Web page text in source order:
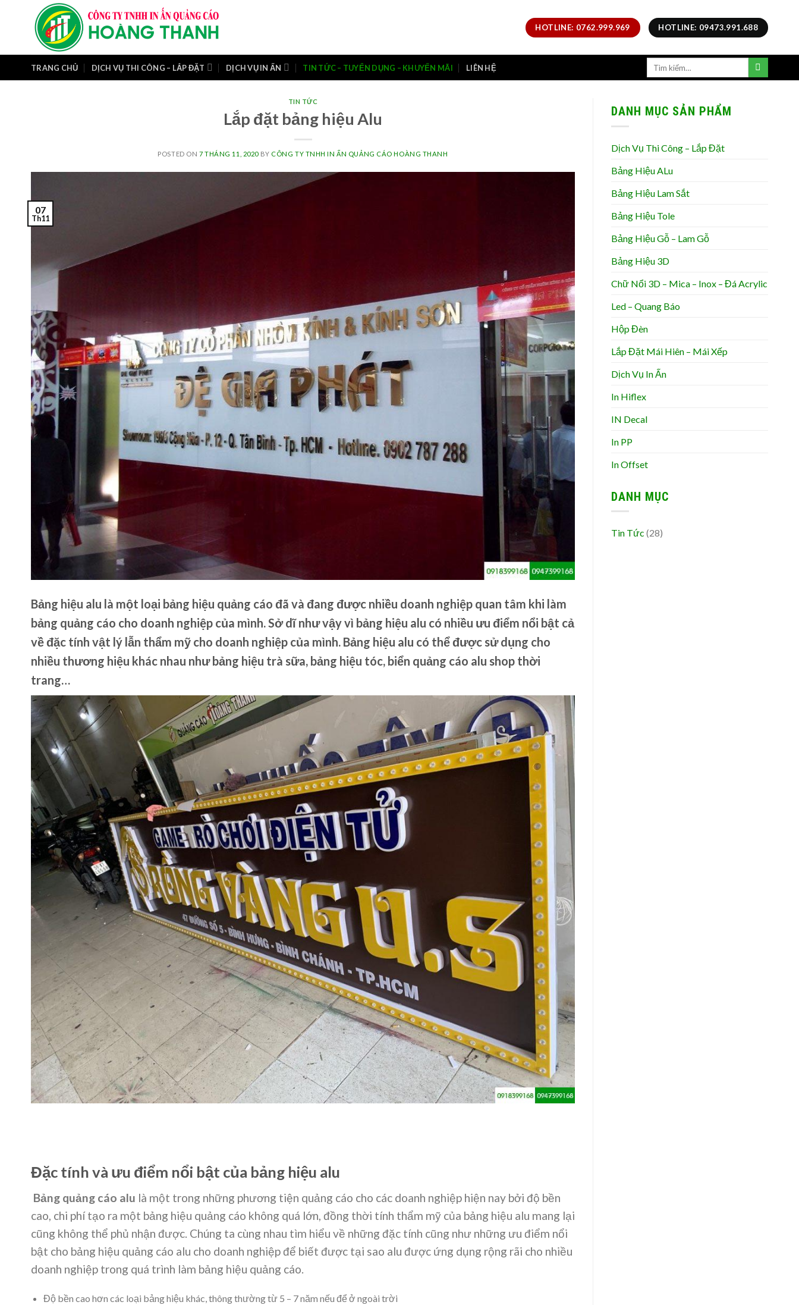
HOTLINE: 0762.999.969 HOTLINE: 09473.991.688
TRANG CHỦ DỊCH VỤ THI CÔNG – LẮP ĐẶT DỊCH VỤ IN ẤN TIN TỨC – TUYỂN DỤNG – KHUYẾN MÃI LIÊN HỆ
TIN TỨC
Lắp đặt bảng hiệu Alu
POSTED ON 7 THÁNG 11, 2020BY CÔNG TY TNHH IN ẤN QUẢNG CÁO HOÀNG THANH
07
Th11
Bảng hiệu alu là một loại bảng hiệu quảng cáo đã và đang được nhiều doanh nghiệp quan tâm khi làm
bảng quảng cáo cho doanh nghiệp của mình. Sở dĩ như vậy vì bảng hiệu alu có nhiều ưu điểm nổi bật cả
về đặc tính vật lý lẫn thẩm mỹ cho doanh nghiệp của mình. Bảng hiệu alu có thể được sử dụng cho
nhiều thương hiệu khác nhau như bảng hiệu trà sữa, bảng hiệu tóc, biển quảng cáo alu shop thời
trang…
Đặc tính và ưu điểm nổi bật của bảng hiệu alu
Bảng quảng cáo alu là một trong những phương tiện quảng cáo cho các doanh nghiệp hiện nay bởi độ bền
cao, chi phí tạo ra một bảng hiệu quảng cáo không quá lớn, đồng thời tính thẩm mỹ của bảng hiệu alu mang lại
cũng không thể phủ nhận được. Chúng ta cùng nhau tìm hiểu về những đặc tính cũng như những ưu điểm nổi
bật cho bảng hiệu quảng cáo alu cho doanh nghiệp để biết được tại sao alu được ứng dụng rộng rãi cho nhiều
doanh nghiệp trong quá trình làm bảng hiệu quảng cáo.
Độ bền cao hơn các loại bảng hiệu khác, thông thường từ 5 – 7 năm nếu để ở ngoài trời
DANH MỤC SẢN PHẨM
Dịch Vụ Thi Công – Lắp Đặt
Bảng Hiệu ALu
Bảng Hiệu Lam Sắt
Bảng Hiệu Tole
Bảng Hiệu Gỗ – Lam Gỗ
Bảng Hiệu 3D
Chữ Nổi 3D – Mica – Inox – Đá Acrylic
Led – Quang Báo
Hộp Đèn
Lắp Đặt Mái Hiên – Mái Xếp
Dịch Vụ In Ấn
In Hiflex
IN Decal
In PP
In Offset
DANH MỤC
Tin Tức (28)